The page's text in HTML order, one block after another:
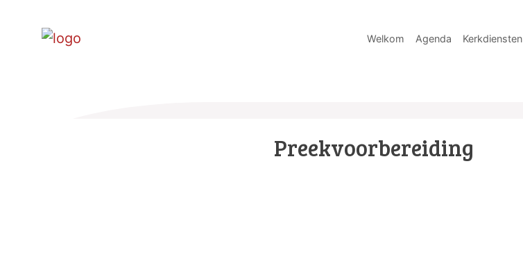
Welkom Agenda Kerkdiensten
Preekvoorbereiding